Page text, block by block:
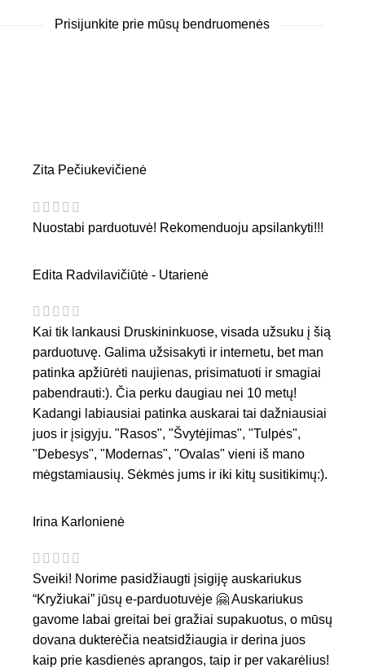
Prisijunkite prie mūsų bendruomenės
Zita Pečiukevičienė
Nuostabi parduotuvė! Rekomenduoju apsilankyti!!!
Edita Radvilavičiūtė - Utarienė
Kai tik lankausi Druskininkuose, visada užsuku į šią
parduotuvę. Galima užsisakyti ir internetu, bet man
patinka apžiūrėti naujienas, prisimatuoti ir smagiai
pabendrauti:). Čia perku daugiau nei 10 metų!
Kadangi labiausiai patinka auskarai tai dažniausiai
juos ir įsigyju. "Rasos", "Švytėjimas", "Tulpės",
"Debesys", "Modernas", "Ovalas" vieni iš mano
mėgstamiausių. Sėkmės jums ir iki kitų susitikimų:).
Irina Karlonienė
Sveiki! Norime pasidžiaugti įsigiję auskariukus
“Kryžiukai” jūsų e-parduotuvėje 🤗 Auskariukus
gavome labai greitai bei gražiai supakuotus, o mūsų
dovana dukterėčia neatsidžiaugia ir derina juos
kaip prie kasdienės aprangos, taip ir per vakarėlius!